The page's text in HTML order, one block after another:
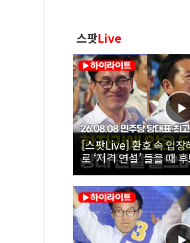
스팟Live
[스팟Live] 환호 속 입장
로 ‘저격 연설’ 들을 때
26.08.08 더불어민주당
보 인천 합동연설회